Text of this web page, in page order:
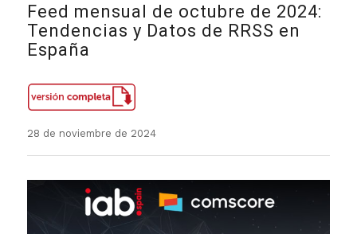
Feed mensual de octubre de 2024:
Tendencias y Datos de RRSS en
España
28 de noviembre de 2024